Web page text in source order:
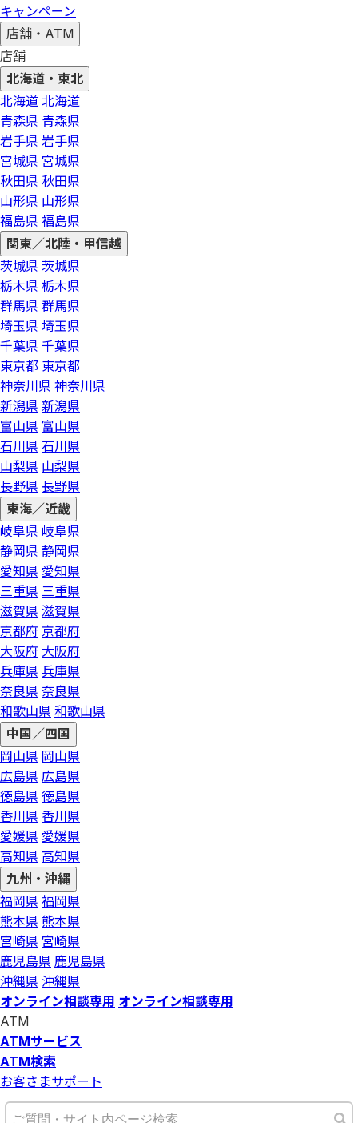
キャンペーン
店舗・ATM
店舗
北海道・東北
北海道 北海道
青森県 青森県
岩手県 岩手県
宮城県 宮城県
秋田県 秋田県
山形県 山形県
福島県 福島県
関東／北陸・甲信越
茨城県 茨城県
栃木県 栃木県
群馬県 群馬県
埼玉県 埼玉県
千葉県 千葉県
東京都 東京都
神奈川県 神奈川県
新潟県 新潟県
富山県 富山県
石川県 石川県
山梨県 山梨県
長野県 長野県
東海／近畿
岐阜県 岐阜県
静岡県 静岡県
愛知県 愛知県
三重県 三重県
滋賀県 滋賀県
京都府 京都府
大阪府 大阪府
兵庫県 兵庫県
奈良県 奈良県
和歌山県 和歌山県
中国／四国
岡山県 岡山県
広島県 広島県
徳島県 徳島県
香川県 香川県
愛媛県 愛媛県
高知県 高知県
九州・沖縄
福岡県 福岡県
熊本県 熊本県
宮崎県 宮崎県
鹿児島県 鹿児島県
沖縄県 沖縄県
オンライン相談専用 オンライン相談専用
ATM
ATMサービス
ATM検索
お客さまサポート